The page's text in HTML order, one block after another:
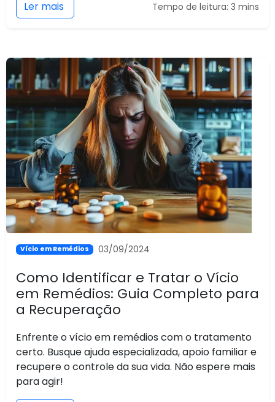
Ler mais Tempo de leitura: 3 mins
Vício em Remédios 03/09/2024
Como Identificar e Tratar o Vício
em Remédios: Guia Completo para
a Recuperação
Enfrente o vício em remédios com o tratamento
certo. Busque ajuda especializada, apoio familiar e
recupere o controle da sua vida. Não espere mais
para agir!